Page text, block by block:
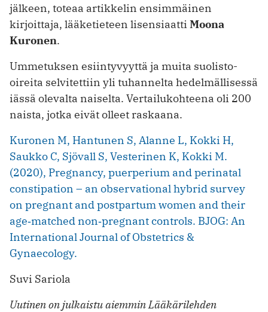
jälkeen, toteaa artikkelin ensimmäinen
kirjoittaja, lääketieteen lisensiaatti Moona
Kuronen.
Ummetuksen esiintyvyyttä ja muita suolisto-
oireita selvitettiin yli tuhannelta hedelmällisessä
iässä olevalta naiselta. Vertailukohteena oli 200
naista, jotka eivät olleet raskaana.
Kuronen M, Hantunen S, Alanne L, Kokki H,
Saukko C, Sjövall S, Vesterinen K, Kokki M.
(2020), Pregnancy, puerperium and perinatal
constipation – an observational hybrid survey
on pregnant and postpartum women and their
age‐matched non‐pregnant controls. BJOG: An
International Journal of Obstetrics &
Gynaecology.
Suvi Sariola
Uutinen on julkaistu aiemmin Lääkärilehden